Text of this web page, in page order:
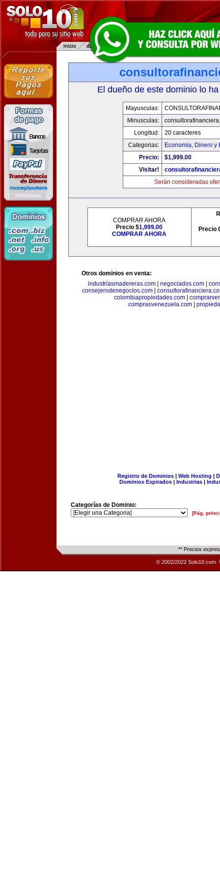
El dueño de este dominio lo
Mayusculas:
Minusculas:
Longitud:
20 caracteres
Categorias:
Economia, Dinero y
Precio:
$1,999.00
Visitar!
Serán consideradas
COMPRAR AHORA
Precio $1,999.00
COMPRAR AHORA
Precio
Otros dominios en venta:
industriasmadereras.com
negociados.com
consejerodenegocios.com
colombiapropiedades.com|
comprasvenezuela.com|
Registro de Dominios| Web Hosting |
Dominios Expirados | Industrias |
Categorías de Dominio:
[Pág.
** Precios
© 2002/2022 Solo10.com